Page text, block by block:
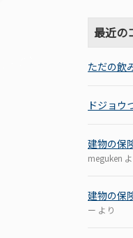
最近の
ただの飲
ドジョウ
建物の保
meguken
建物の保
ー より